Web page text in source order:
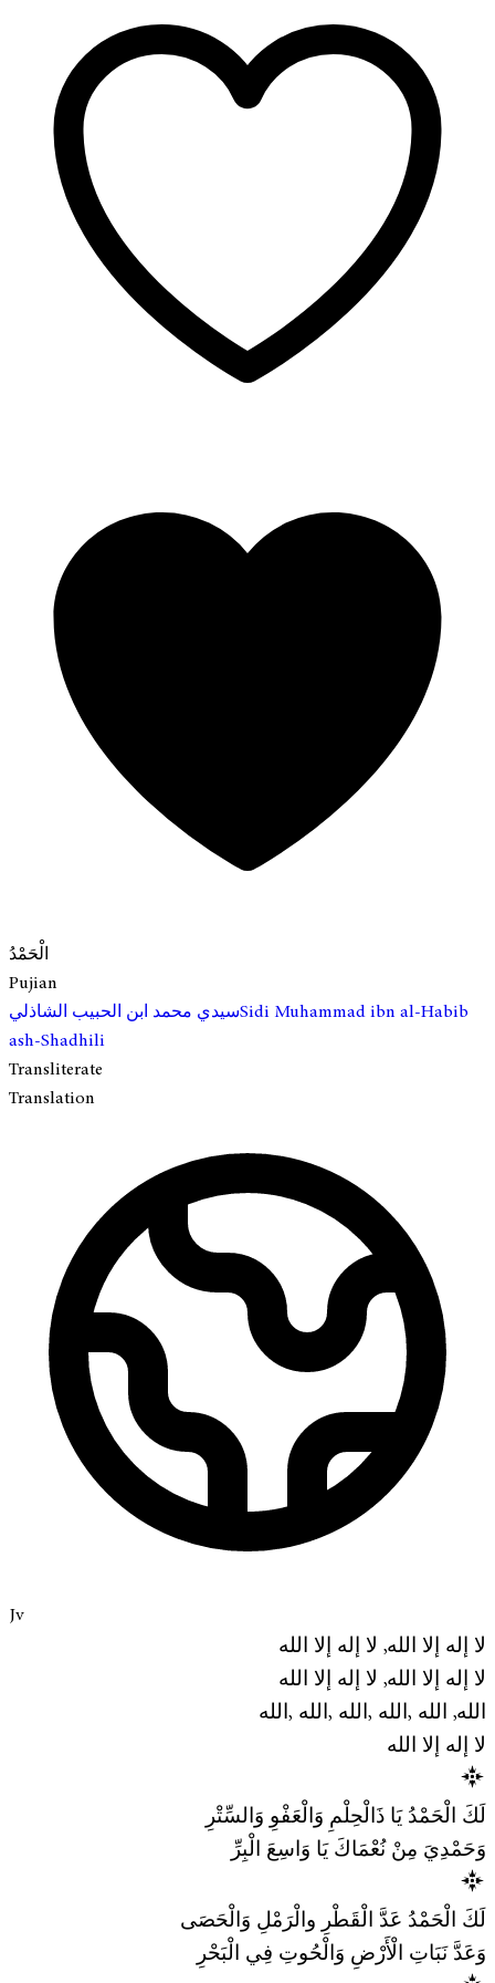
الْحَمْدُ
Pujian
سيدي محمد ابن الحبيب الشاذليSidi Muhammad ibn al-Habib
ash-Shadhili
Transliterate
Translation
Jv
لا إله إلا الله, لا إله إلا الله
لا إله إلا الله, لا إله إلا الله
الله, الله ,الله ,الله ,الله ,الله
لا إله إلا الله
لَكَ الْحَمْدُ يَا ذَالْحِلْمِ وَالْعَفْوِ وَالسِّتْرِ
وَحَمْدِيَ مِنْ نُعْمَاكَ يَا وَاسِعَ الْبِرِّ
لَكَ الْحَمْدُ عَدَّ الْقَطْرِ والْرَمْلِ وَالْحَصَى
وَعَدَّ نَبَاتِ الْأَرْضِ وَالْحُوتِ فِي الْبَحْرِ